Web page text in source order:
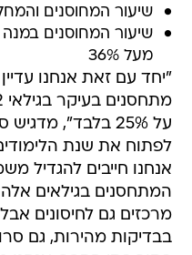
שיעור המחוסנים והמחלימים
מעל 36%
"יחד עם זאת אנחנו
על 25% בלבד",
לפתוח את שנת
אנחנו חייבים להגדיל
המתחסנים בגילאים
מרכזים גם לחיסונים
בבדיקות מהירות, גם